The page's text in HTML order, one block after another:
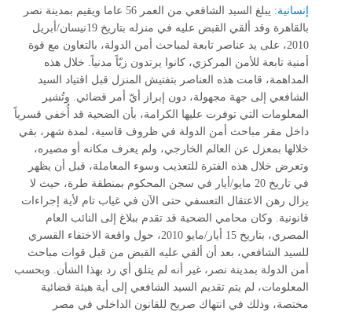
إنسانية
: يبلغ السيد الشافعي من العمر 56 عاما ويقيم بمدينة نصر
بالقاهرة وقد ألقي القبض عليه في منزله بتاريخ 19نيسان/أبريل
2010، على يد عناصر تابعة لمباحث أمن الدولة، بالتعاون مع قوة
أمنية تابعة للأمن المركزي، كانوا يرتدون زيّاً مدنياً. خلال هذه
المداهمة، قامت هذه العناصر بتفتيش المنزل قبل اقتياد السيد
الشافعي إلى جهة مجهولة، دون إبراز أيّ أمر قضائي. وتُشير
المعلومات التي توفرت عليها الكرامة، بأن الضحية قد أُخفي قسرياً
داخل مقر مباحث أمن الدولة في ظروف قاسية، لمدة شهر، بقي
خلالها بمعزل عن العالم الخارجي، ولم يعرف مكانه أو مصيره،
وتعرض خلال هذه الفترة للتعذيب وسوء المعاملة، قبل أن يظهر
في تاريخ 20 مايو/أيار في سجن المحكوم بمنطقة طرة، حيث لا
يزال رهن الاعتقال التعسفي حتى الآن في غياب تام لأية إجراءات
قانونية. وكان محامي الضحية قد تقدم ببلاغ إلى النائب العام
المصري، بتاريخ 15 أيار/مايو 2010، حول واقعة الاختفاء القسري
للسيد الشافعي، بعد أن ألقي عليه القبض من قبل قوات مباحث
أمن الدولة بمدينة نصر، غير أنه لم يتلق أي رد بهذا الشأن. وبحسب
المعلومات، لم يتم تقديم السيد الشافعي إلى أية هيئة قضائية
مختصة، وذلك في انتهاك صريح للقانون الداخلي في مصر